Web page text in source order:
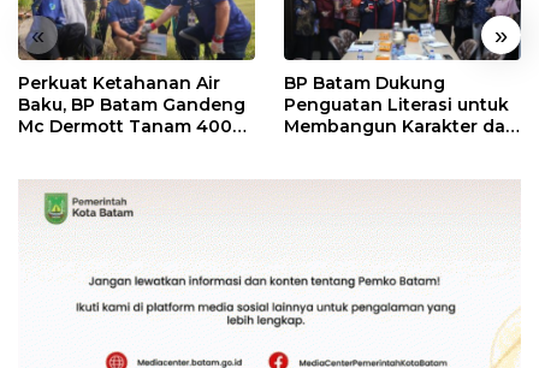
« »
Perkuat Ketahanan Air
Baku, BP Batam Gandeng
Mc Dermott Tanam 400
BP Batam Dukung
Penguatan Literasi untuk
Membangun Karakter dan